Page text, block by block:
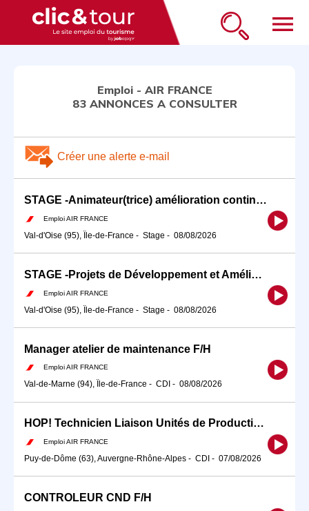
menu
Emploi - AIR FRANCE
83 ANNONCES A CONSULTER
Créer une alerte e-mail
STAGE -Animateur(trice) amélioration continue / Déploiement 5S Atelier F/H
Emploi AIR FRANCE
Val-d'Oise (95), Île-de-France - Stage - 08/08/2026
STAGE -Projets de Développement et Amélioration Continue H/F F/H
Emploi AIR FRANCE
Val-d'Oise (95), Île-de-France - Stage - 08/08/2026
Manager atelier de maintenance F/H
Emploi AIR FRANCE
Val-de-Marne (94), Île-de-France - CDI - 08/08/2026
HOP! Technicien Liaison Unités de Production - Clermont-Ferrand (63) F/H
Emploi AIR FRANCE
Puy-de-Dôme (63), Auvergne-Rhône-Alpes - CDI - 07/08/2026
CONTROLEUR CND F/H